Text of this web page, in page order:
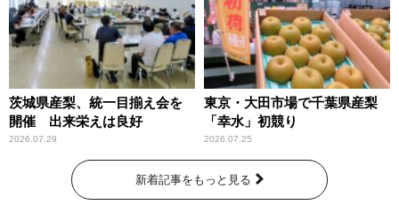
茨城県産梨、統一目揃え会を
開催 出来栄えは良好
2026.07.29
東京・大田市場で千葉県産梨
「幸水」初競り
2026.07.25
新着記事をもっと見る